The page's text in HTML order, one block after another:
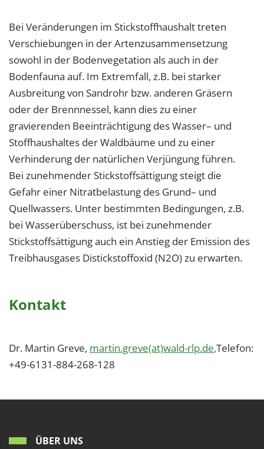
Bei Veränderungen im Stickstoffhaushalt treten
Verschiebungen in der Artenzusammensetzung
sowohl in der Bodenvegetation als auch in der
Bodenfauna auf. Im Extremfall, z.B. bei starker
Ausbreitung von Sandrohr bzw. anderen Gräsern
oder der Brennnessel, kann dies zu einer
gravierenden Beeinträchtigung des Wasser– und
Stoffhaushaltes der Waldbäume und zu einer
Verhinderung der natürlichen Verjüngung führen.
Bei zunehmender Stickstoffsättigung steigt die
Gefahr einer Nitratbelastung des Grund– und
Quellwassers. Unter bestimmten Bedingungen, z.B.
bei Wasserüberschuss, ist bei zunehmender
Stickstoffsättigung auch ein Anstieg der Emission des
Treibhausgases Distickstoffoxid (N2O) zu erwarten.
Kontakt
Dr. Martin Greve, martin.greve(at)wald-rlp.de,Telefon:
+49-6131-884-268-128
ÜBER UNS